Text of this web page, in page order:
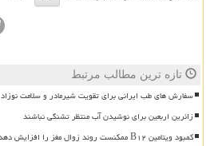
تازه ترین مطالب مرتبط
سفارش های طب ایرانی برای تقویت شیرمادر و سلامت نوزاد
زائرین اربعین برای نوشیدن آب منتظر تشنگی نباشند
کمبود ویتامین B۱۲ ممکنست روند زوال مغز را افزایش دهد